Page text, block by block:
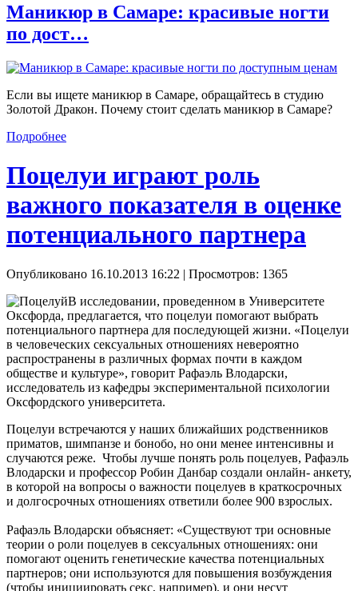
Маникюр в Самаре: красивые ногти
по дост…
Если вы ищете маникюр в Самаре, обращайтесь в студию
Золотой Дракон. Почему стоит сделать маникюр в Самаре?
Подробнее
Поцелуи играют роль
важного показателя в оценке
потенциального партнера
Опубликовано 16.10.2013 16:22 | Просмотров: 1365
В исследовании, проведенном в Университете
Оксфорда, предлагается, что поцелуи помогают выбрать
потенциального партнера для последующей жизни. «Поцелуи
в человеческих сексуальных отношениях невероятно
распространены в различных формах почти в каждом
обществе и культуре», говорит Рафаэль Влодарски,
исследователь из кафедры экспериментальной психологии
Оксфордского университета.
Поцелуи встречаются у наших ближайших родственников
приматов, шимпанзе и бонобо, но они менее интенсивны и
случаются реже. Чтобы лучше понять роль поцелуев, Рафаэль
Влодарски и профессор Робин Данбар создали онлайн- анкету,
в которой на вопросы о важности поцелуев в краткосрочных
и долгосрочных отношениях ответили более 900 взрослых.
Рафаэль Влодарски объясняет: «Существуют три основные
теории о роли поцелуев в сексуальных отношениях: они
помогают оценить генетические качества потенциальных
партнеров; они используются для повышения возбуждения
(чтобы инициировать секс, например), и они несут